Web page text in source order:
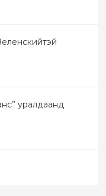
уралдаанд